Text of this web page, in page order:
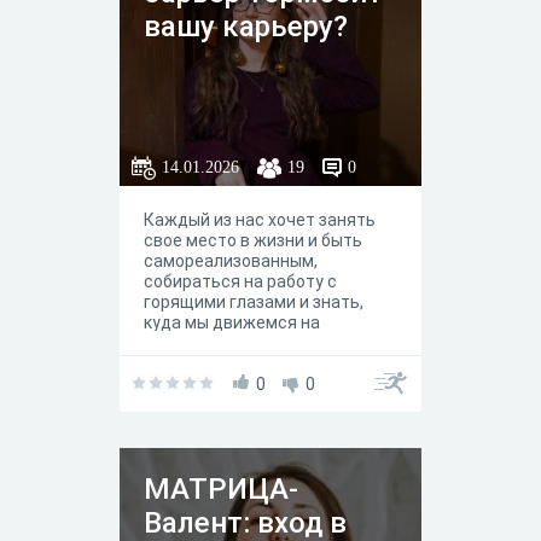
человек реализует свой
потенциал.
вашу карьеру?
14.01.2026 19 0
Каждый из нас хочет занять
свое место в жизни и быть
самореализованным,
собираться на работу с
горящими глазами и знать,
куда мы движемся на
Лиза, интегративный психолог
девушкам (20-25 лет)
определиться с профессией
мечты и получать
удовольствие от работы через
трансформационные игры и
0 0
МАТРИЦА-
Валент: вход в